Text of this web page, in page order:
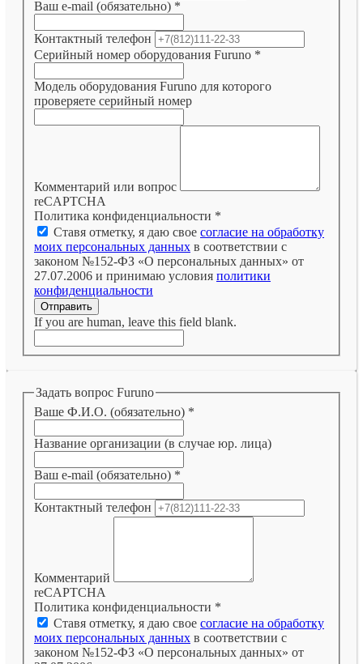
Ваш e-mail (обязательно) *
Контактный телефон
Серийный номер оборудования Furuno *
Модель оборудования Furuno для которого
проверяете серийный номер
Комментарий или вопрос
reCAPTCHA
Политика конфиденциальности *
Ставя отметку, я даю свое согласие на обработку
моих персональных данных в соответствии с
законом №152-ФЗ «О персональных данных» от
27.07.2006 и принимаю условия политики
конфиденциальности
Отправить
If you are human, leave this field blank.
Задать вопрос Furuno
Ваше Ф.И.О. (обязательно) *
Название организации (в случае юр. лица)
Ваш e-mail (обязательно) *
Контактный телефон
Комментарий
reCAPTCHA
Политика конфиденциальности *
Ставя отметку, я даю свое согласие на обработку
моих персональных данных в соответствии с
законом №152-ФЗ «О персональных данных» от